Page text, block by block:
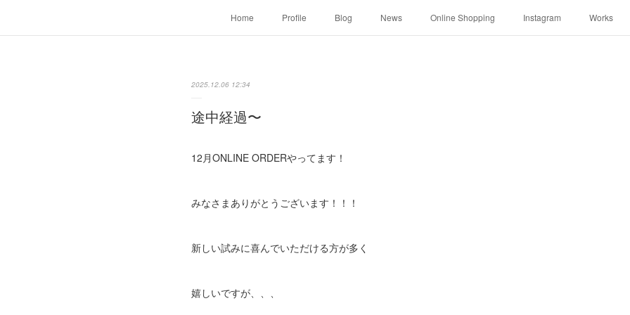
Home Profile Blog News Online Shopping Instagram Works
2025.12.06 12:34
途中経過〜
12月ONLINE ORDERやってます！
みなさまありがとうございます！！！
新しい試みに喜んでいただける方が多く
嬉しいですが、、、